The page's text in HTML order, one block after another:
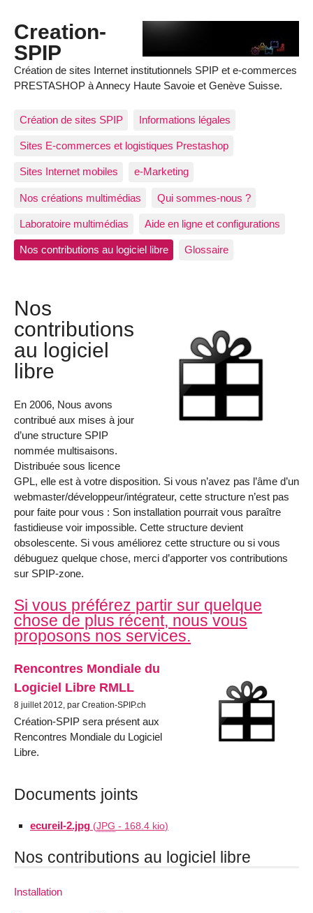
Creation-
SPIP
Création de sites Internet institutionnels SPIP et e-commerces
PRESTASHOP à Annecy Haute Savoie et Genève Suisse.
Création de sites SPIP Informations légales
Sites E-commerces et logistiques Prestashop
Sites Internet mobiles e-Marketing
Nos créations multimédias Qui sommes-nous ?
Laboratoire multimédias Aide en ligne et configurations
Nos contributions au logiciel libre Glossaire
Nos
contributions
au logiciel
libre
En 2006, Nous avons
contribué aux mises à jour
d’une structure SPIP
nommée multisaisons.
Distribuée sous licence
GPL, elle est à votre disposition. Si vous n’avez pas l’âme d’un
webmaster/développeur/intégrateur, cette structure n’est pas
pour faite pour vous : Son installation pourrait vous paraître
fastidieuse voir impossible. Cette structure devient
obsolescente. Si vous améliorez cette structure ou si vous
débuguez quelque chose, merci d’apporter vos contributions
sur SPIP-zone.
Si vous préférez partir sur quelque
chose de plus récent, nous vous
proposons nos services.
Rencontres Mondiale du
Logiciel Libre RMLL
8 juillet 2012, par Creation-SPIP.ch
Création-SPIP sera présent aux
Rencontres Mondiale du Logiciel
Libre.
Documents joints
ecureil-2.jpg (JPG - 168.4 kio)
Nos contributions au logiciel libre
Installation